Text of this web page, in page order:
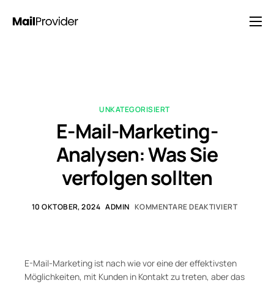
UNKATEGORISIERT
E-Mail-Marketing-
Analysen: Was Sie
verfolgen sollten
10 OKTOBER, 2024 ADMIN KOMMENTARE DEAKTIVIERT
E-Mail-Marketing ist nach wie vor eine der effektivsten
Möglichkeiten, mit Kunden in Kontakt zu treten, aber das